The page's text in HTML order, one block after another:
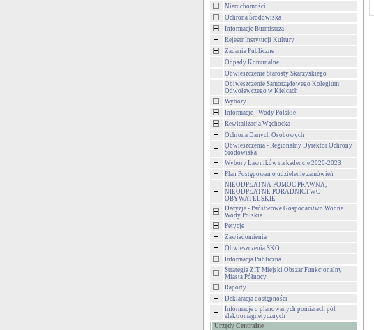
Nieruchomości
Ochrona Środowiska
Informacje Burmistrza
Rejestr Instytucji Kultury
Zadania Publiczne
Odpady Komunalne
Obwieszczenie Starosty Skarżyskiego
Obiweszczenie Samorządowego Kolegium
Odwoławczego w Kielcach
Wybory
Informacje - Wody Polskie
Rewitalizacja Wąchocka
Ochrona Danych Osobowych
Obwieszczenia - Regionalny Dyrektor Ochrony
Środowiska
Wybory Ławników na kadencje 2020-2023
Plan Postępowań o udzielenie zamówień
NIEODPŁATNA POMOC PRAWNA,
NIEODPŁATNE PORADNICTWO
OBYWATELSKIE
Decyzje - Państwowe Gospodarstwo Wodne
Wody Polskie
Petycje
Zawiadomienia
Obwieszczenia SKO
Informacja Publiczna
Strategia ZIT Miejski Obszar Funkcjonalny
Miasta Północy
Raporty
Deklaracja dostępności
Informacje o planowanych pomiarach pól
elektromagnetycznych
Urzędy Centralne